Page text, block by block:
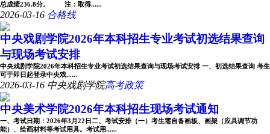
总成绩236.8分。 注：取得......
2026-03-16 合格线
中央戏剧学院2026年本科招生专业考试初选结果查询
与现场考试安排
中央戏剧学院2026年本科招生专业考试初选结果查询与现场考试安排 一、初选结果查询 考生
可于即日起登录中央戏......
2026-03-16 中央戏剧学院高考政策
中央美术学院2026年本科招生现场考试通知
一、考试日期：2026年3月22日二、考试安排（一）考生需自备画板、画架（应具调节功
能）、绘画材料等考试用具。考试用......